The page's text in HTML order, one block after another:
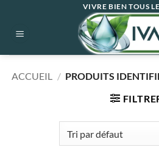
contenu
VIVRE BIEN TOUS
ACCUEIL / PRODUITS